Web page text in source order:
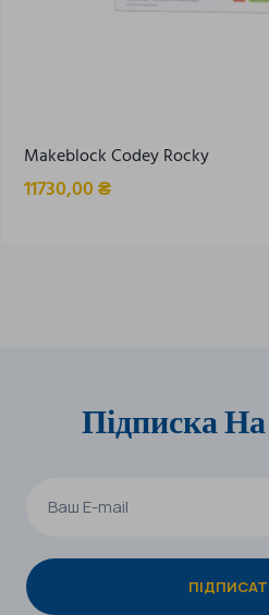
Makeblock Codey Rocky
11730,00₴
Підписка